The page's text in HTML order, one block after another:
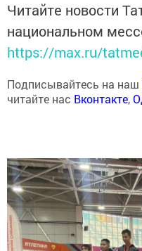
Читайте новости
национальном
https://max.ru/
Подписывайтесь на наш
читайте нас Вконтакте,